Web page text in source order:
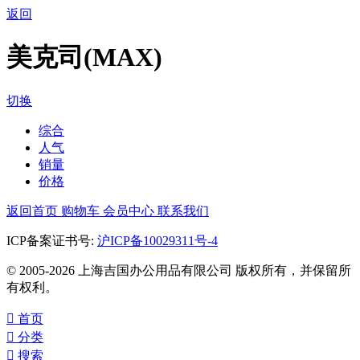
返回
美克司(MAX)
切换
综合
人气
销量
价格
返回首页 购物车 会员中心 联系我们
ICP备案证书号: 沪ICP备10029311号-4
© 2005-2026 上海吉国办公用品有限公司 版权所有，并保留所
有权利。
 首页
 分类
 搜索